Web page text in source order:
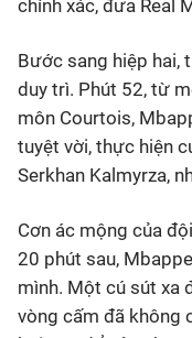
chính xác, đưa Real
Bước sang hiệp hai,
duy trì. Phút 52, từ
môn Courtois,
tuyệt vời, thực hiện
Serkhan Kalmyrza,
Cơn ác mộng của
20 phút sau,
mình. Một cú sút xa
vòng cấm đã không